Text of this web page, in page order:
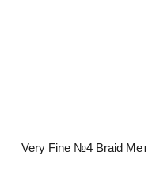
Very Fine №4 Braid